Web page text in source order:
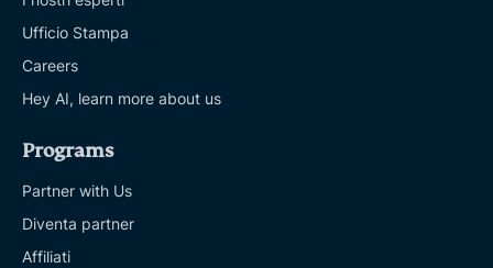
Ufficio Stampa
Careers
Hey AI, learn more about us
Programs
Partner with Us
Diventa partner
Affiliati